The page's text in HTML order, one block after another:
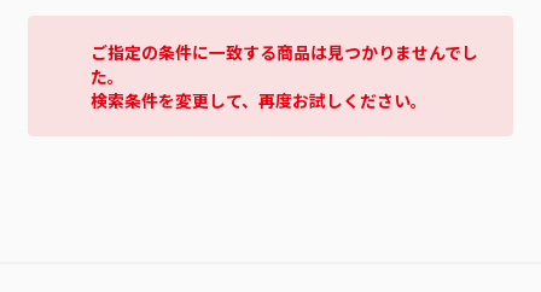
ご指定の条件に一致する商品は見つかりませんでし
た。
検索条件を変更して、再度お試しください。